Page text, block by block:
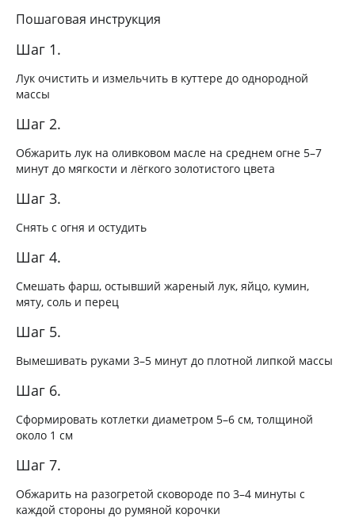
Пошаговая инструкция
Шаг 1.
Лук очистить и измельчить в куттере до однородной
массы
Шаг 2.
Обжарить лук на оливковом масле на среднем огне 5–7
минут до мягкости и лёгкого золотистого цвета
Шаг 3.
Снять с огня и остудить
Шаг 4.
Смешать фарш, остывший жареный лук, яйцо, кумин,
мяту, соль и перец
Шаг 5.
Вымешивать руками 3–5 минут до плотной липкой массы
Шаг 6.
Сформировать котлетки диаметром 5–6 см, толщиной
около 1 см
Шаг 7.
Обжарить на разогретой сковороде по 3–4 минуты с
каждой стороны до румяной корочки